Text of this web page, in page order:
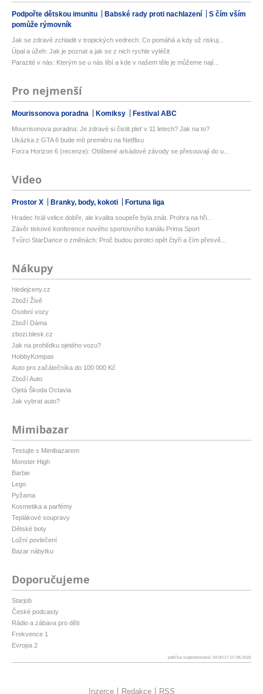
Podpořte dětskou imunitu Babské rady proti nachlazení
S čím vším
pomůže rýmovník
Jak se zdravě zchladit v tropických vedrech: Co pomáhá a kdy už riskuj...
Úpal a úžeh: Jak je poznat a jak se z nich rychle vyléčit
Parazité v nás: Kterým se u nás líbí a kde v našem těle je můžeme nají...
Pro nejmenší
Mourissonova poradna Komiksy Festival ABC
Mourrisonova poradna: Je zdravé si čistit pleť v 11 letech? Jak na to?
Ukázka z GTA 6 bude mít premiéru na Netflixu
Forza Horizon 6 (recenze): Oblíbené arkádové závody se přesouvají do u...
Video
Prostor X Branky, body, kokoti Fortuna liga
Hradec hrál velice dobře, ale kvalita soupeře byla znát. Prohra na hři...
Závěr tiskové konference nového sportovního kanálu Prima Sport
Tvůrci StarDance o změnách: Proč budou porotci opět čtyři a čím přesvě...
Nákupy
hledejceny.cz
Zboží Živě
Osobní vozy
Zboží Dáma
zbozi.blesk.cz
Jak na prohlídku ojetého vozu?
HobbyKompas
Auto pro začátečníka do 100 000 Kč
Zboží Auto
Ojetá Škoda Octavia
Jak vybrat auto?
Mimibazar
Testujte s Mimibazarem
Monster High
Barbie
Lego
Pyžama
Kosmetika a parfémy
Teplákové soupravy
Dětské boty
Ložní povlečení
Bazar nábytku
Doporučujeme
Starjob
České podcasty
Rádio a zábava pro děti
Frekvence 1
Evropa 2
patička vygenerovaná: 04:00:17 07.08.2026
Inzerce Redakce RSS